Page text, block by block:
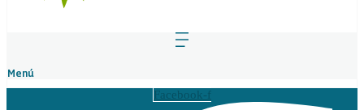
Menú
Facebook-f